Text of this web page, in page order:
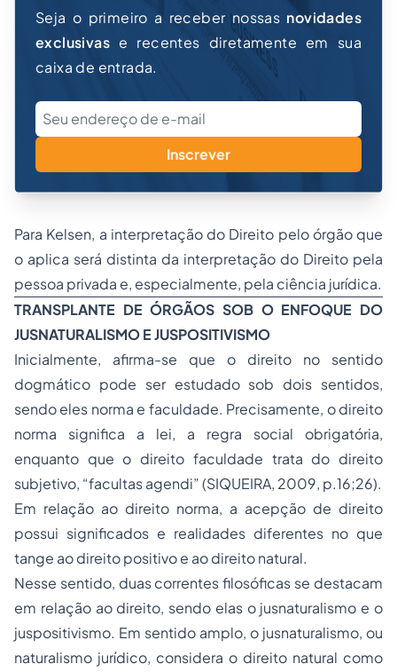
Seja o primeiro a receber nossas novidades
exclusivas e recentes diretamente em sua
caixa de entrada.
Inscrever
Para Kelsen, a interpretação do Direito pelo órgão que
o aplica será distinta da interpretação do Direito pela
pessoa privada e, especialmente, pela ciência jurídica.
TRANSPLANTE DE ÓRGÃOS SOB O ENFOQUE DO
JUSNATURALISMO E JUSPOSITIVISMO
Inicialmente, afirma-se que o direito no sentido
dogmático pode ser estudado sob dois sentidos,
sendo eles norma e faculdade. Precisamente, o direito
norma significa a lei, a regra social obrigatória,
enquanto que o direito faculdade trata do direito
subjetivo, “facultas agendi” (SIQUEIRA, 2009, p.16;26).
Em relação ao direito norma, a acepção de direito
possui significados e realidades diferentes no que
tange ao direito positivo e ao direito natural.
Nesse sentido, duas correntes filosóficas se destacam
em relação ao direito, sendo elas o jusnaturalismo e o
juspositivismo. Em sentido amplo, o jusnaturalismo, ou
naturalismo jurídico, considera o direito natural como